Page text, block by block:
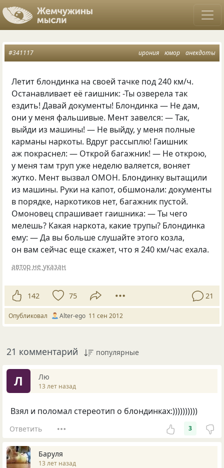
ирония юмор анекдоты
#341117
Летит блондинка на своей тачке под 240 км/ч.
Останавливает её гаишник: -Ты озверела так
ездить! Давай документы! Блондинка — Не дам,
они у меня фальшивые. Мент завелся: — Так,
выйди из машины! — Не выйду, у меня полные
карманы наркоты. Вдруг рассыплю! Гаишник
аж покраснел: — Открой багажник! — Не открою,
у меня там труп уже неделю валяется, воняет
жутко. Мент вызвал ОМОН. Блондинку вытащили
из машины. Руки на капот, обшмонали: документы
в порядке, наркотиков нет, багажник пустой.
Омоновец спрашивает гаишника: — Ты чего
мелешь? Какая наркота, какие трупы? Блондинка
ему: — Да вы больше слушайте этого козла,
он вам сейчас еще скажет, что я 240 км/час ехала.
автор не указан
142 75 21
Опубликовал Alter-ego 11 сен 2012
21 комментарий популярные
Л Лю
13 лет назад
Взял и поломал стереотип о блондинках:))))))))))
Ответить 3
Баруля
13 лет назад